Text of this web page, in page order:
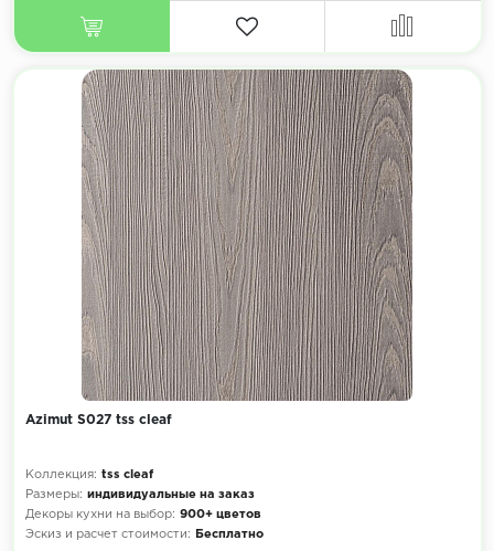
Azimut S027 tss cleaf
Коллекция: tss cleaf
Размеры: индивидуальные на заказ
Декоры кухни на выбор: 900+ цветов
Эскиз и расчет стоимости:
Бесплатно